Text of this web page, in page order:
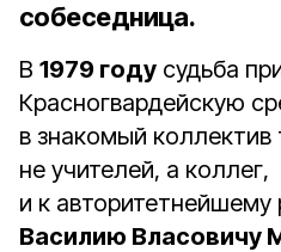
собеседница.
В 1979 году судьба
Красногвардейскую
в знакомый коллектив
не учителей, а коллег,
и к
Василию Власовичу